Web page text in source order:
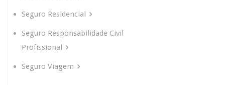
Seguro Residencial
Seguro Responsabilidade Civil
Profissional
Seguro Viagem